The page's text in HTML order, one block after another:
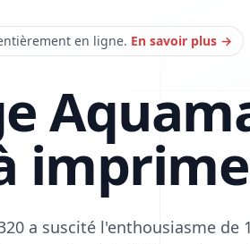
en ligne. En savoir plus →
a suscité l'enthousiasme de